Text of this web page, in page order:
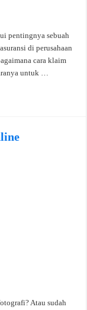
pentingnya sebuah
di perusahaan
cara klaim
untuk …
Atau sudah